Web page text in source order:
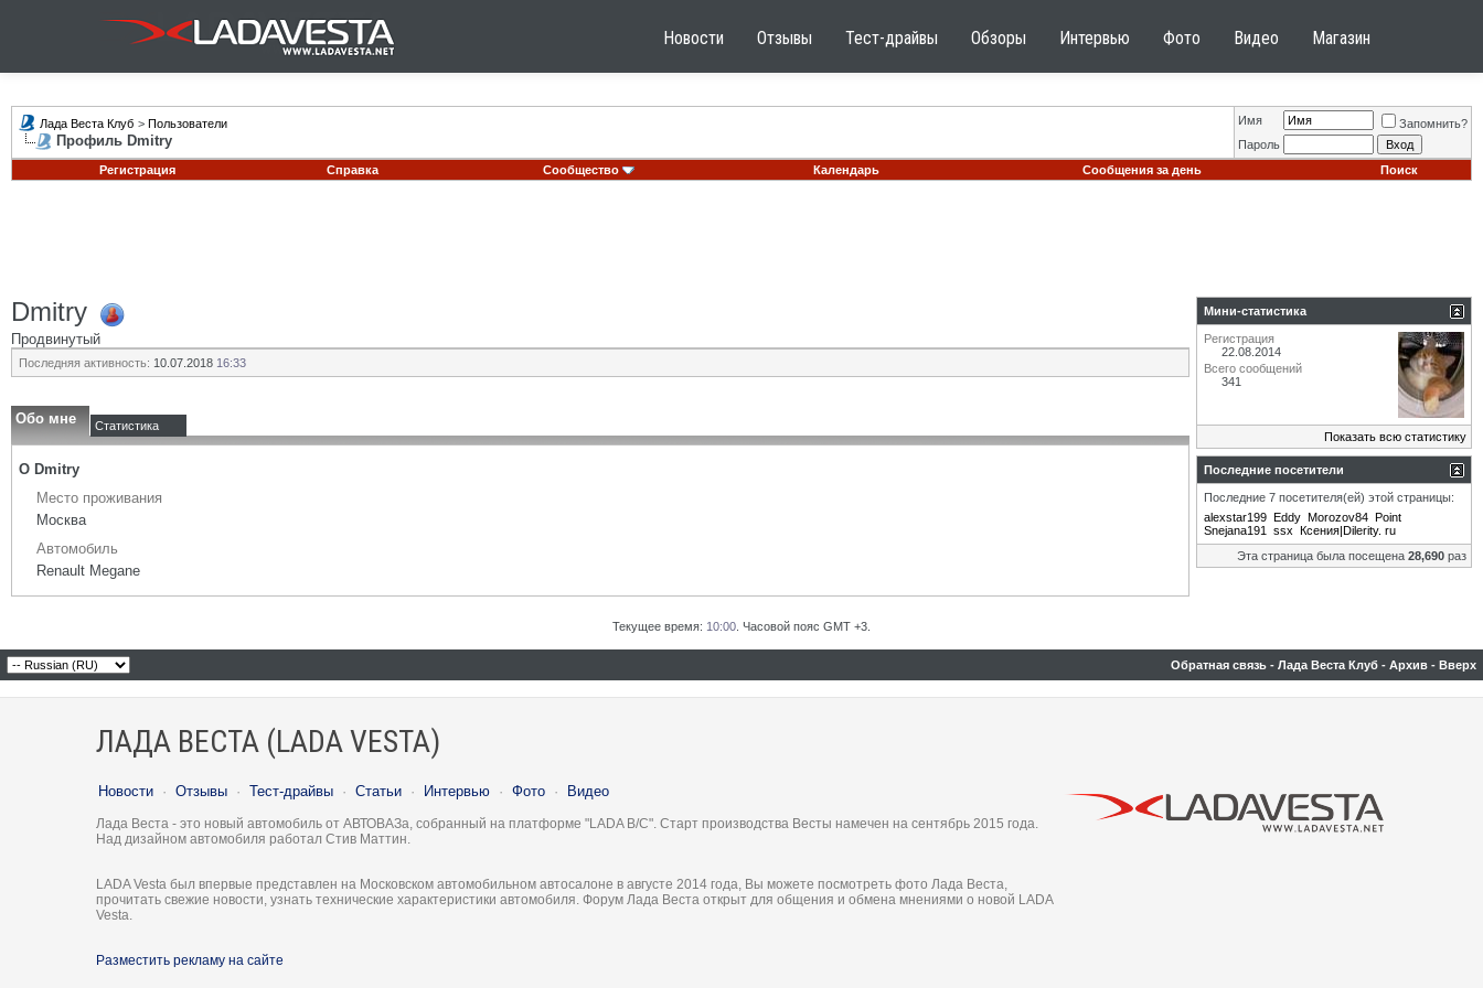
Новости Отзывы Тест-драйвы Обзоры Интервью Фото Видео Магазин
Лада Веста Клуб > Пользователи
Профиль Dmitry
Имя
Запомнить?
Пароль
Регистрация
Справка Сообщество Календарь Сообщения за день Поиск
Dmitry
Продвинутый
Последняя активность: 10.07.2018 16:33
Обо мне Статистика
О Dmitry
Место проживания
Москва
Автомобиль
Renault Megane
Мини-статистика
Регистрация
22.08.2014
Всего сообщений
341
Показать всю статистику
Последние посетители
Последние 7 посетителя(ей) этой страницы:
alexstar199 Eddy Morozov84 Point
Snejana191
ssx Ксения|Dilerity. ru
Эта страница была посещена 28,690 раз
Текущее время: 10:00 . Часовой пояс GMT +3.
Обратная связь - Лада Веста Клуб - Архив - Вверх
ЛАДА ВЕСТА (LADA VESTA)
Новости · Отзывы · Тест-драйвы · Статьи · Интервью · Фото · Видео
Лада Веста - это новый автомобиль от АВТОВАЗа, собранный на платформе "LADA B/C". Старт производства Весты намечен на сентябрь 2015 года.
Над дизайном автомобиля работал Стив Маттин.
LADA Vesta был впервые представлен на Московском автомобильном автосалоне в августе 2014 года, Вы можете посмотреть фото Лада Веста,
прочитать свежие новости, узнать технические характеристики автомобиля. Форум Лада Веста открыт для общения и обмена мнениями о новой LADA
Vesta.
Разместить рекламу на сайте